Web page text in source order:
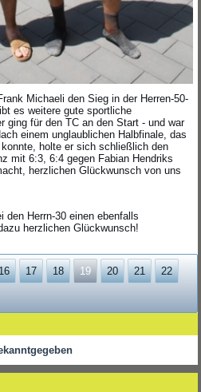
Michaeli den Sieg in der Herren-50-
es weitere gute sportliche
ging für den TC an den Start - und war
einem unglaublichen Halbfinale, das
holte er sich schließlich den
mit 6:3, 6:4 gegen Fabian Hendriks
herzlichen Glückwunsch von uns
Herrn-30 einen ebenfalls
herzlichen Glückwunsch!
17 18 19 20 21 22